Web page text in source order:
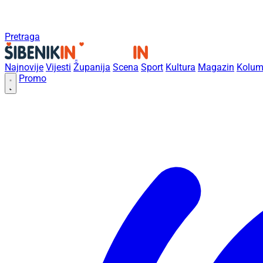
Pretraga
Najnovije Vijesti Županija Scena Sport Kultura Magazin
Promo